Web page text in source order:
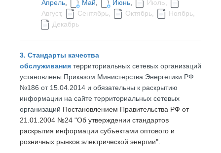
Апрель
Май Июнь Июль
Август,
Сентябрь, Октябрь,
Ноябрь,
Декабрь
3. Стандарты качества
обслуживания территориальных сетевых организаций
установлены Приказом Министерства Энергетики РФ
№186 от 15.04.2014 и обязательны к раскрытию
информации на сайте территориальных сетевых
организаций Постановлением Правительства РФ от
21.01.2004 №24 "Об утверждении стандартов
раскрытия информации субъектами оптового и
розничных рынков электрической энергии".